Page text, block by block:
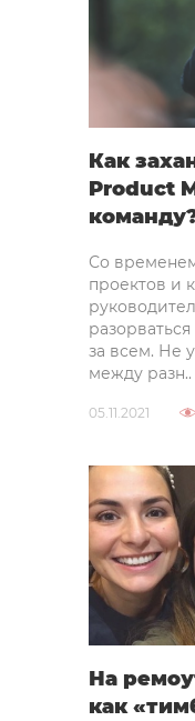
Как
Product
Со
проектов и
за всем. Не
между разн..
05.11.2021
На
как